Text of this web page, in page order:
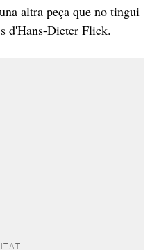
altra peça que no tingui
d'Hans-Dieter Flick.